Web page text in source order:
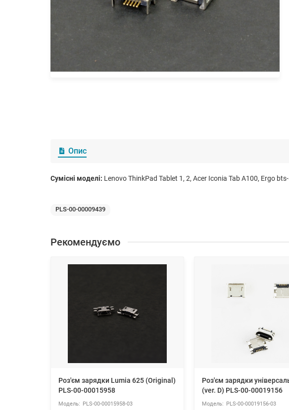
Опис
Сумісні моделі: Lenovo ThinkPad Tablet 1, 2, Acer Iconia Tab A100, Ergo bts-
PLS-00-00009439
Рекомендуємо
Роз'єм зарядки Lumia 625 (Original)
PLS-00-00015958
PLS-00-00015958-03
Роз'єм зарядки
(ver. D) PLS-00-00019156
PLS-00-00019156-03